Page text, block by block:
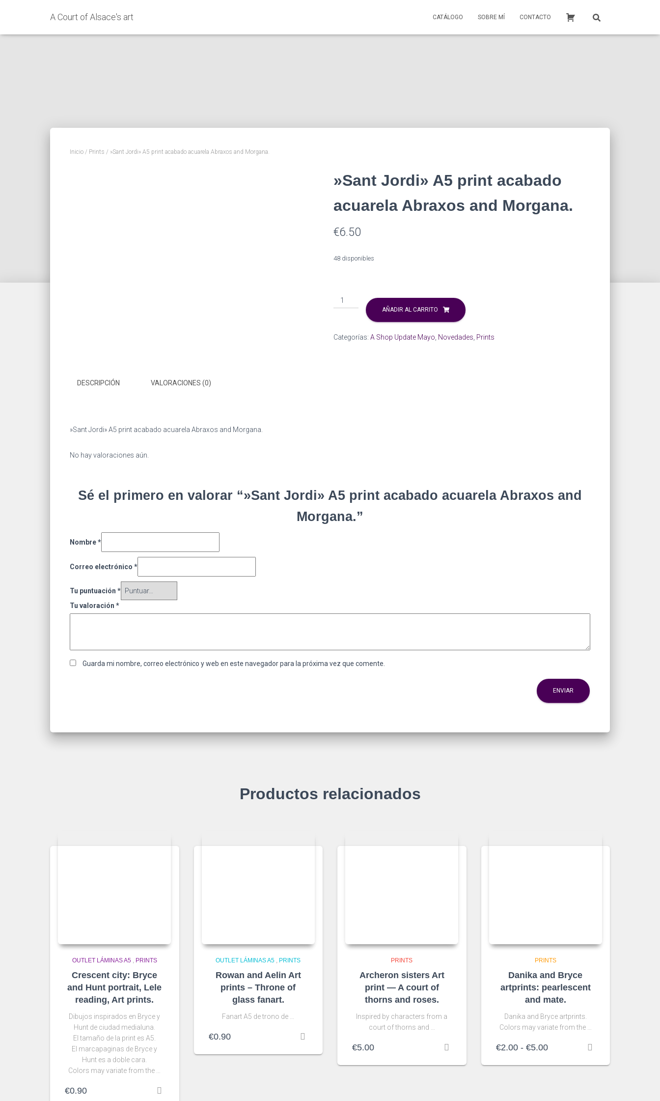
A Court of Alsace's art CATÁLOGO SOBRE MÍ CONTACTO
Inicio / Prints / »Sant Jordi» A5 print acabado acuarela Abraxos and Morgana.
»Sant Jordi» A5 print acabado
acuarela Abraxos and Morgana.
€6.50
48 disponibles
''Sant
Jordi''
acabado
AÑADIR AL CARRITO
Categorías: A Shop Update Mayo Novedades Prints
DESCRIPCIÓN VALORACIONES (0)
»Sant Jordi» A5 print acabado acuarela Abraxos and Morgana.
No hay valoraciones aún.
Sé el primero en valorar “»Sant Jordi» A5 print acabado acuarela Abraxos and
Morgana.”
Nombre*
Correo electrónico *
Tu puntuación *
Tu valoración *
Guarda mi nombre, correo electrónico y web en este navegador para la próxima vez que comente.
Productos relacionados
OUTLET LÁMINAS A5, PRINTS
Crescent city: Bryce
and Hunt portrait, Lele
reading, Art prints.
Dibujos inspirados en Bryce y
Hunt de ciudad medialuna.
El tamaño de la print es A5.
El marcapaginas de Bryce y
Hunt es a doble cara.
Colors may variate from the …
€0.90
OUTLET LÁMINAS A5 , PRINTS
Rowan and Aelin Art
prints – Throne of
glass fanart.
Fanart A5 de trono de …
€0.90
PRINTS
Archeron sisters Art
print — A court of
thorns and roses.
Inspired by characters from a
court of thorns and …
€5.00
PRINTS
Danika and Bryce
artprints: pearlescent
and mate.
Danika and Bryce artprints.
Colors may variate from the …
€2.00 - €5.00Rango
precios: